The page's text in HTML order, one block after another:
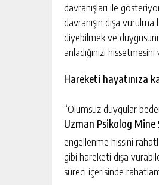
davranışları ile
davranışın dışa
diyebilmek ve
anladığınızı
Hareketi hayatınıza
“Olumsuz duygular
Uzman Psikolog Mine
engellenme hissini
gibi hareketi dışa
süreci içerisinde